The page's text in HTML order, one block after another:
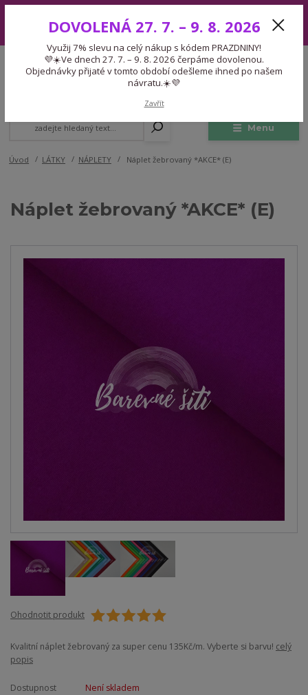
7. – 9. 8. 2026 čerpáme dovolenou. Objednávky přijaté v tomto období
odešleme ihned po našem návratu.☀️💜
Menu
CZK
Expedice 775 866 913
Po-Čt 9-15:30 Pá 9-14:30 Pauza 13-13:45
Úvod LÁTKY NÁPLETY Náplet žebrovaný *AKCE* (E)
Náplet žebrovaný *AKCE* (E)
Ohodnotit produkt
Kvalitní náplet žebrovaný za super cenu 135Kč/m. Vyberte si barvu! celý
popis
Dostupnost
Není skladem
DOVOLENÁ 27. 7. – 9. 8. 2026
Využij 7% slevu na celý nákup s kódem PRAZDNINY!
💜☀️Ve dnech 27. 7. – 9. 8. 2026 čerpáme dovolenou.
Objednávky přijaté v tomto období odešleme ihned po našem
návratu.☀️💜
Zavřít